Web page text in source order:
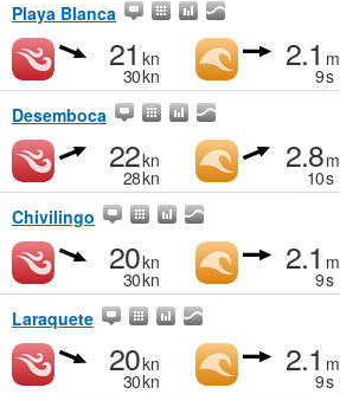
Playa Blanca
21 kn
30kn
2.1 m
9s
Desemboca
22kn
28kn
2.8m
10s
Chivilingo
20kn
30kn
2.1 m
9s
Laraquete
20kn
30kn
2.1 m
9s